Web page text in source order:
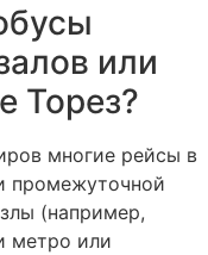
или
Торез?
многие рейсы в
промежуточной
(например,
метро или